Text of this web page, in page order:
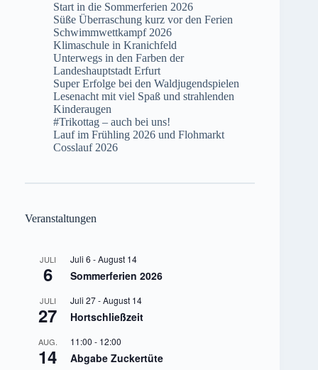
Start in die Sommerferien 2026
Süße Überraschung kurz vor den Ferien
Schwimmwettkampf 2026
Klimaschule in Kranichfeld
Unterwegs in den Farben der
Landeshauptstadt Erfurt
Super Erfolge bei den Waldjugendspielen
Lesenacht mit viel Spaß und strahlenden
Kinderaugen
#Trikottag – auch bei uns!
Lauf im Frühling 2026 und Flohmarkt
Cosslauf 2026
Veranstaltungen
JULI
6
Juli 6 -August 14
Sommerferien 2026
JULI
27
Juli 27-August 14
Hortschließzeit
AUG.
14
11:00 - 12:00
Abgabe Zuckertüte